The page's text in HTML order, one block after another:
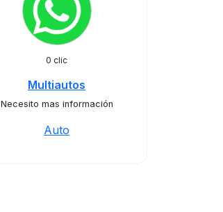
0 clic
Multiautos
Necesito mas información
Auto